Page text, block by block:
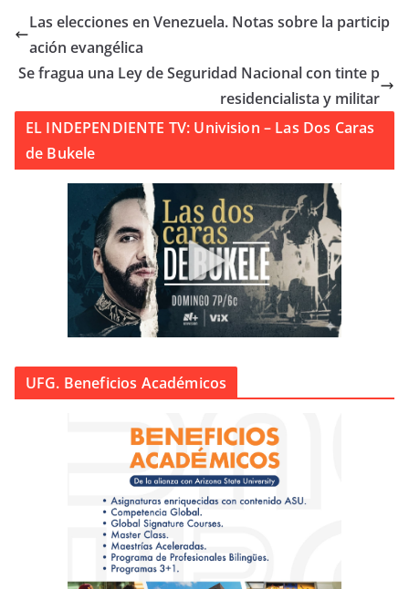
Las elecciones en Venezuela. Notas sobre la particip
ación evangélica
Se fragua una Ley de Seguridad Nacional con tinte p
residencialista y militar
EL INDEPENDIENTE TV: Univision – Las Dos Caras
de Bukele
UFG. Beneficios Académicos